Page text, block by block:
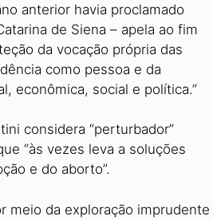
anterior havia proclamado
de Siena – apela ao fim
da vocação própria das
como pessoa e da
econômica, social e política.”
considera “perturbador”
“às vezes leva a soluções
e do aborto”.
meio da exploração imprudente